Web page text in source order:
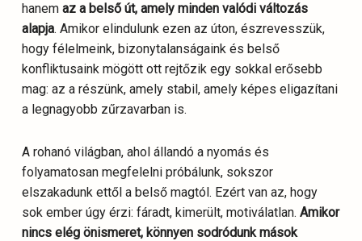
hanem az a belső út, amely minden valódi változás
alapja. Amikor elindulunk ezen az úton, észrevesszük,
hogy félelmeink, bizonytalanságaink és belső
konfliktusaink mögött ott rejtőzik egy sokkal erősebb
mag: az a részünk, amely stabil, amely képes eligazítani
a legnagyobb zűrzavarban is.
A rohanó világban, ahol állandó a nyomás és
folyamatosan megfelelni próbálunk, sokszor
elszakadunk ettől a belső magtól. Ezért van az, hogy
sok ember úgy érzi: fáradt, kimerült, motiválatlan. Amikor
nincs elég önismeret, könnyen sodródunk mások